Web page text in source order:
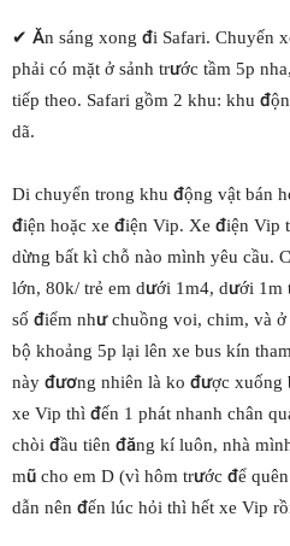
✔ Ăn sáng xong đi Safari. Chuyến
phải có mặt ở sảnh trước tầm 5p
tiếp theo. Safari gồm 2 khu: khu
dã.
Di chuyển trong khu động vật bán
điện hoặc xe điện Vip. Xe điện Vip
dừng bất kì chỗ nào mình yêu cầu.
lớn, 80k/ trẻ em dưới 1m4, dưới 1m
số điểm như chuồng voi, chim, và
bộ khoảng 5p lại lên xe bus kín
này đương nhiên là ko được xuống
xe Vip thì đến 1 phát nhanh chân
chòi đầu tiên đăng kí luôn, nhà
mũ cho em D (vì hôm trước để
dẫn nên đến lúc hỏi thì hết xe Vip